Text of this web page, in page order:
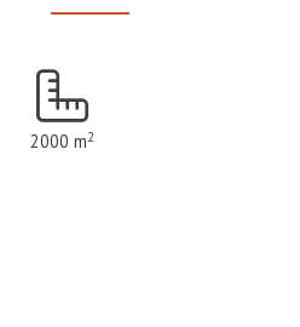
2000 m2